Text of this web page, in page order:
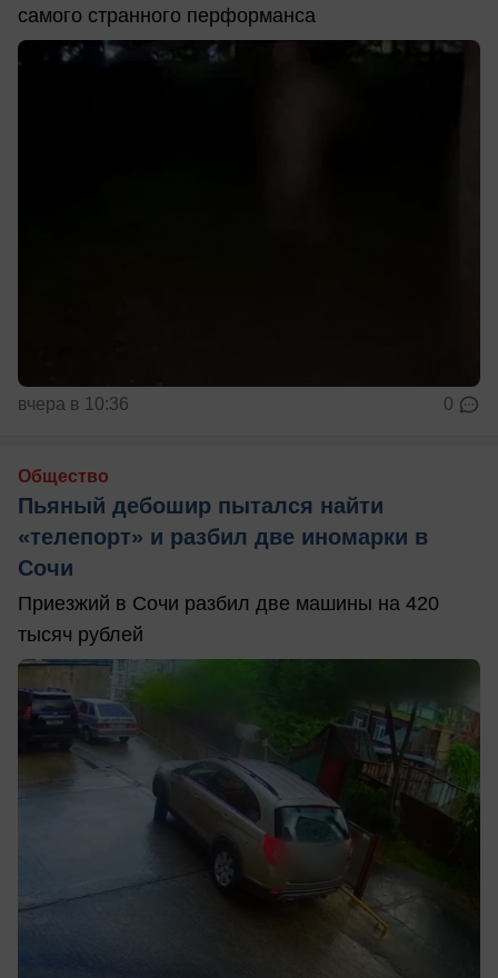
самого странного перформанса
вчера в 10:36 0
Общество
Пьяный дебошир пытался найти
«телепорт» и разбил две иномарки в
Сочи
Приезжий в Сочи разбил две машины на 420
тысяч рублей